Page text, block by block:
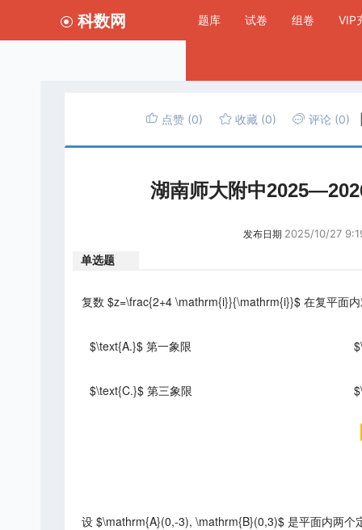
科数网 题库 试卷 组卷 VIP
点赞 (0) 收藏 (0) 评论 (0)
湖南师大附中
发布日期 2025/10/27
单选题
复数 $z=\frac{2+4 \mathrm{i}}{\mathrm{i}}$ 在复平面
$\text{A.}$ 第一象限
$\text{C.}$ 第三象限
设 $\mathrm{A}(0,-3), \mathrm{B}(0,3)$ 是平面内两